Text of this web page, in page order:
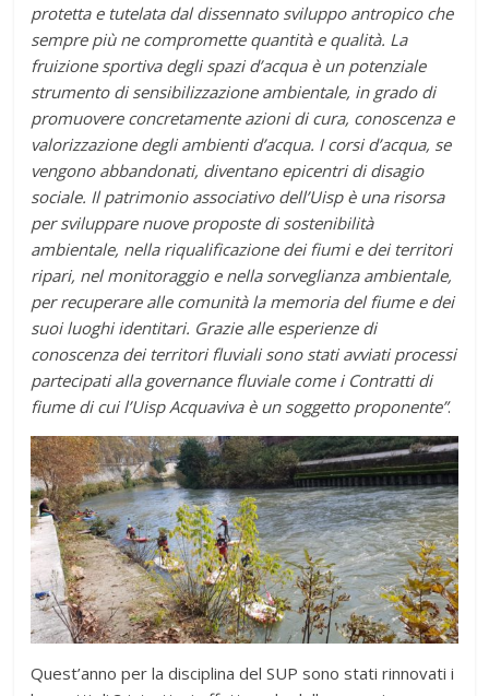
protetta e tutelata dal dissennato sviluppo antropico che
sempre più ne compromette quantità e qualità. La
fruizione sportiva degli spazi d’acqua è un potenziale
strumento di sensibilizzazione ambientale, in grado di
promuovere concretamente azioni di cura, conoscenza e
valorizzazione degli ambienti d’acqua. I corsi d’acqua, se
vengono abbandonati, diventano epicentri di disagio
sociale. Il patrimonio associativo dell’Uisp è una risorsa
per sviluppare nuove proposte di sostenibilità
ambientale, nella riqualificazione dei fiumi e dei territori
ripari, nel monitoraggio e nella sorveglianza ambientale,
per recuperare alle comunità la memoria del fiume e dei
suoi luoghi identitari. Grazie alle esperienze di
conoscenza dei territori fluviali sono stati avviati processi
partecipati alla governance fluviale come i Contratti di
fiume di cui l’Uisp Acquaviva è un soggetto proponente”.
Quest’anno per la disciplina del SUP sono stati rinnovati i